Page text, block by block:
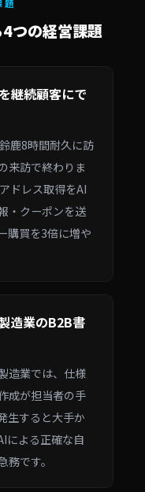
題
4つの経営課題
継続顧客にで
鹿8時間耐久に訪
来訪で終わりま
ドレス取得をAI
・クーポンを送
購買を3倍に増や
造業のB2B書
造業では、仕様
成が担当者の手
生すると大手か
による正確な自
です。